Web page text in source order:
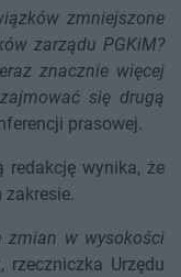
zmniejszone
zarządu PGKiM?
znacznie więcej
się drugą
prasowej.
redakcję wynika, że
zmian w wysokości
, rzeczniczka Urzędu